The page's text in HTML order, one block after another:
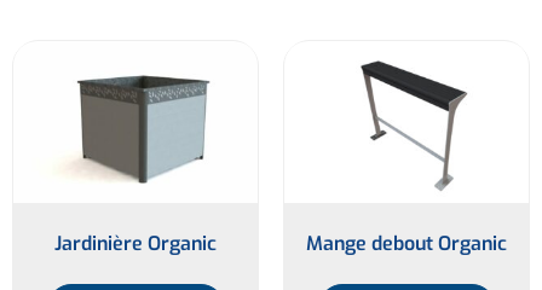
Jardinière Organic Mange debout Organic